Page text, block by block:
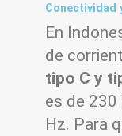
Conectividad
En
de
tipo C y
es de 230
Hz. Para